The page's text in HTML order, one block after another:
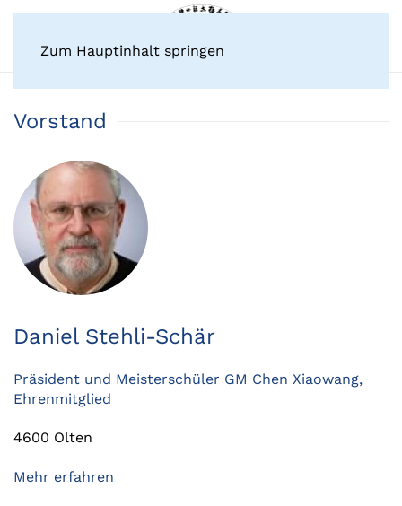
Zum Hauptinhalt springen
Vorstand
Daniel Stehli-Schär
Präsident und Meisterschüler GM Chen Xiaowang,
Ehrenmitglied
4600 Olten
Mehr erfahren